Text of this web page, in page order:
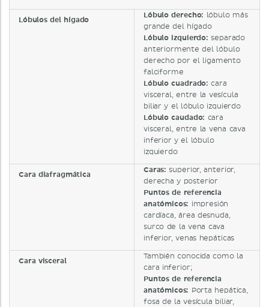
Lóbulos del hígado
Lóbulo derecho: lóbulo más
grande del hígado
Lóbulo izquierdo: separado
anteriormente del lóbulo
derecho por el ligamento
falciforme
Lóbulo cuadrado: cara
visceral, entre la vesícula
biliar y el lóbulo izquierdo
Lóbulo caudado: cara
visceral, entre la vena cava
inferior y el lóbulo
izquierdo
Cara diafragmática
Caras: superior, anterior,
derecha y posterior
Puntos de referencia
anatómicos: impresión
cardíaca, área desnuda,
surco de la vena cava
inferior, venas hepáticas
Cara visceral
También conocida como la
cara inferior;
Puntos de referencia
anatómicos: Porta hepática,
fosa de la vesícula biliar,